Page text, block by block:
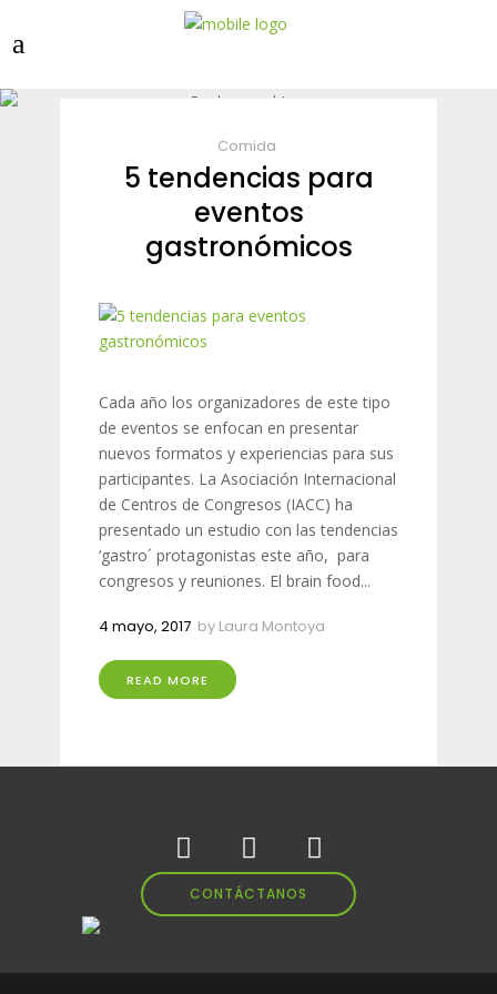
Comida
5 tendencias para
eventos
gastronómicos
Cada año los organizadores de este tipo
de eventos se enfocan en presentar
nuevos formatos y experiencias para sus
participantes. La Asociación Internacional
de Centros de Congresos (IACC) ha
presentado un estudio con las tendencias
‘gastro´ protagonistas este año, para
congresos y reuniones. El brain food...
4 mayo, 2017 by Laura Montoya
READ MORE
CONTÁCTANOS